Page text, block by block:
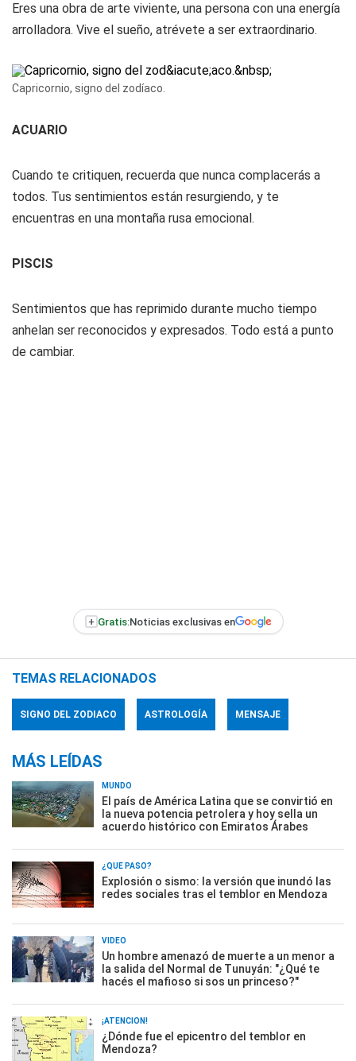
Eres una obra de arte viviente, una persona con una energía
arrolladora. Vive el sueño, atrévete a ser extraordinario.
Capricornio, signo del zodíaco.
ACUARIO
Cuando te critiquen, recuerda que nunca complacerás a
todos. Tus sentimientos están resurgiendo, y te
encuentras en una montaña rusa emocional.
PISCIS
Sentimientos que has reprimido durante mucho tiempo
anhelan ser reconocidos y expresados. Todo está a punto
de cambiar.
+ Gratis:Noticias exclusivas en
TEMAS RELACIONADOS
SIGNO DEL ZODIACO ASTROLOGÍA MENSAJE
MÁS LEÍDAS
MUNDO
El país de América Latina que se convirtió en
la nueva potencia petrolera y hoy sella un
acuerdo histórico con Emiratos Árabes
¿QUÉ PASÓ?
Explosión o sismo: la versión que inundó las
redes sociales tras el temblor en Mendoza
VIDEO
Un hombre amenazó de muerte a un menor a
la salida del Normal de Tunuyán: "¿Qué te
hacés el mafioso si sos un princeso?"
¡ATENCIÓN!
¿Dónde fue el epicentro del temblor en
Mendoza?